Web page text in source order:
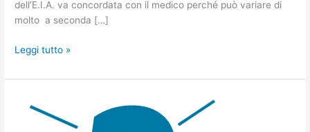
dell’E.I.A. va concordata con il medico perché può variare di
molto a seconda […]
Leggi tutto »